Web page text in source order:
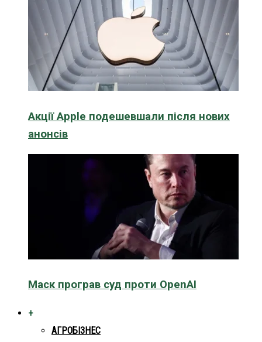
Акції Apple подешевшали після нових
анонсів
Маск програв суд проти OpenAI
+
АГРОБІЗНЕС